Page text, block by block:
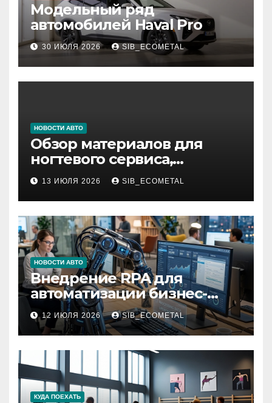
Модельный ряд
автомобилей Haval Pro
30 ИЮЛЯ 2026 SIB_ECOMETAL
НОВОСТИ АВТО
Обзор материалов для
ногтевого сервиса,
наращивания ресниц и
депиляции
13 ИЮЛЯ 2026 SIB_ECOMETAL
НОВОСТИ АВТО
Внедрение RPA для
автоматизации бизнес-
процессов
12 ИЮЛЯ 2026 SIB_ECOMETAL
КУДА ПОЕХАТЬ